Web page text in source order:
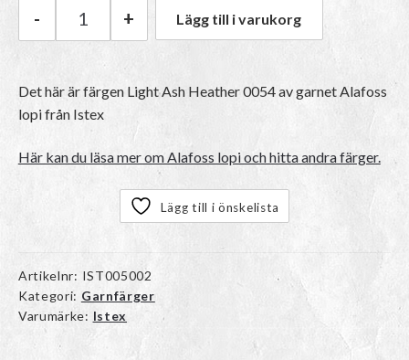
Istex Alafoss lopi | 0054 Light Ash Heather
- + Lägg till i varukorg
Det här är färgen Light Ash Heather 0054av garnetAlafoss
lopifrån Istex
Här kan du läsa mer om Alafoss lopi och hitta andra färger.
Lägg till i önskelista
Artikelnr: IST005002
Kategori: Garnfärger
Varumärke: Istex